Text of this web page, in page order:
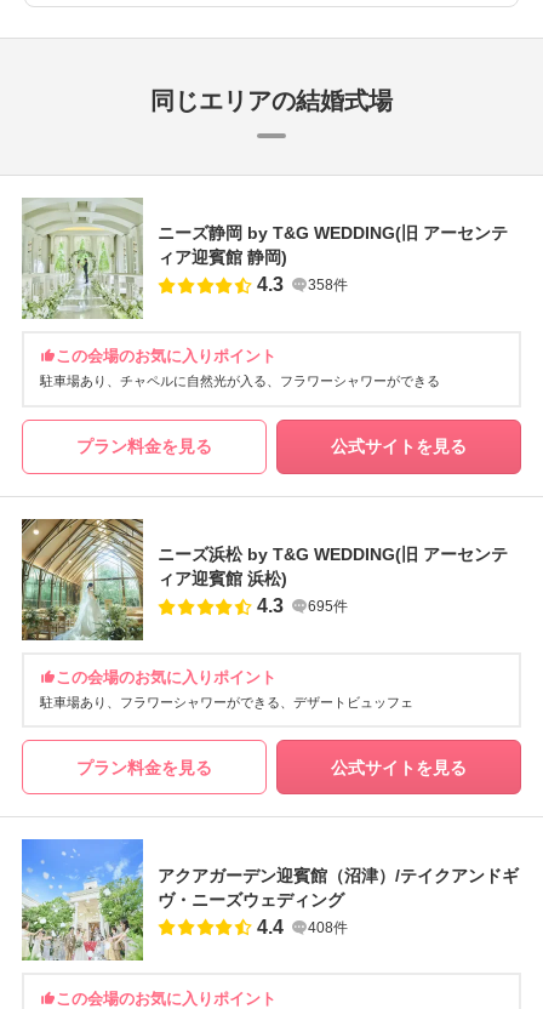
同じエリアの結婚式場
ニーズ静岡 by T&G WEDDING(旧 アーセンテ
ィア迎賓館 静岡)
4.3 358件
この会場のお気に入りポイント
駐車場あり チャペルに自然光が入る フラワーシャワーができる
プラン料金を見る 公式サイトを見る
ニーズ浜松 by T&G WEDDING(旧 アーセンテ
ィア迎賓館 浜松)
4.3 695件
この会場のお気に入りポイント
駐車場あり フラワーシャワーができる デザートビュッフェ
プラン料金を見る 公式サイトを見る
アクアガーデン迎賓館（沼津）/テイクアンドギ
ヴ・ニーズウェディング
4.4 408件
この会場のお気に入りポイント